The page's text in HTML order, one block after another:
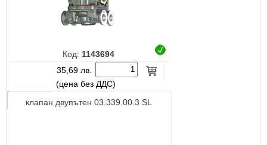
Код: 1143694
35,69 лв.
(цена без ДДС)
клапан двупътен 03.339.00.3 SL